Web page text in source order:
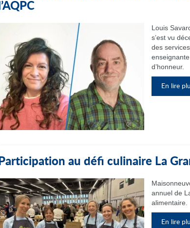
l’AQPC
Louis
s’est vu
des
d’honneur.
En lire
Participation au défi culinaire La
annuel de
alimentaire.
En lire